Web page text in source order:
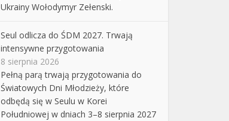
Ukrainy Wołodymyr Zełenski.
Seul odlicza do ŚDM 2027. Trwają
intensywne przygotowania
8 sierpnia 2026
Pełną parą trwają przygotowania do
Światowych Dni Młodzieży, które
odbędą się w Seulu w Korei
Południowej w dniach 3–8 sierpnia 2027